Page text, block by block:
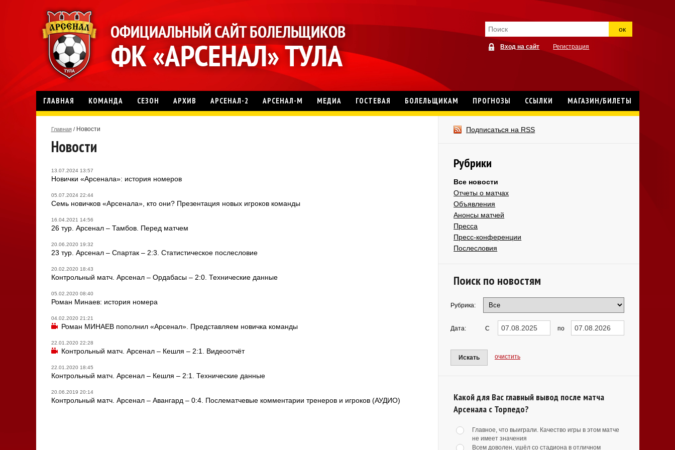
ок
Вход на сайт Регистрация
ГЛАВНАЯ КОМАНДА СЕЗОН АРХИВ АРСЕНАЛ-2 АРСЕНАЛ-М МЕДИА ГОСТЕВАЯ БОЛЕЛЬЩИКАМ ПРОГНОЗЫ ССЫЛКИ МАГАЗИН/БИЛЕТЫ
Главная /Новости
Новости
13.07.2024 13:57
Новички «Арсенала»: история номеров
05.07.2024 22:44
Семь новичков «Арсенала», кто они? Презентация новых игроков команды
16.04.2021 14:56
26 тур. Арсенал – Тамбов. Перед матчем
20.06.2020 19:32
23 тур. Арсенал – Спартак – 2:3. Статистическое послесловие
20.02.2020 18:43
Контрольный матч. Арсенал – Ордабасы – 2:0. Технические данные
05.02.2020 08:40
Роман Минаев: история номера
04.02.2020 21:21
Роман МИНАЕВ пополнил «Арсенал». Представляем новичка команды
22.01.2020 22:28
Контрольный матч. Арсенал – Кешля – 2:1. Видеоотчёт
22.01.2020 18:45
Контрольный матч. Арсенал – Кешля – 2:1. Технические данные
20.06.2019 20:14
Контрольный матч. Арсенал – Авангард – 0:4. Послематчевые комментарии тренеров и игроков (АУДИО)
Подписаться на RSS
Рубрики
Все новости
Отчеты о матчах
Объявления
Анонсы матчей
Пресса
Пресс-конференции
Послесловия
Поиск по новостям
Рубрика:
Дата: С по
Искать очистить
Какой для Вас главный вывод после матча
Арсенала с Торпедо?
Главное, что выиграли. Качество игры в этом матче
не имеет значения
Всем доволен, ушёл со стадиона в отличном